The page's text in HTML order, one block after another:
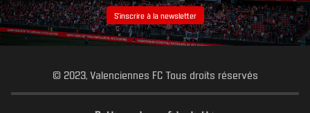
S’inscrire à la newsletter
© 2023, Valenciennes FC Tous droits réservés